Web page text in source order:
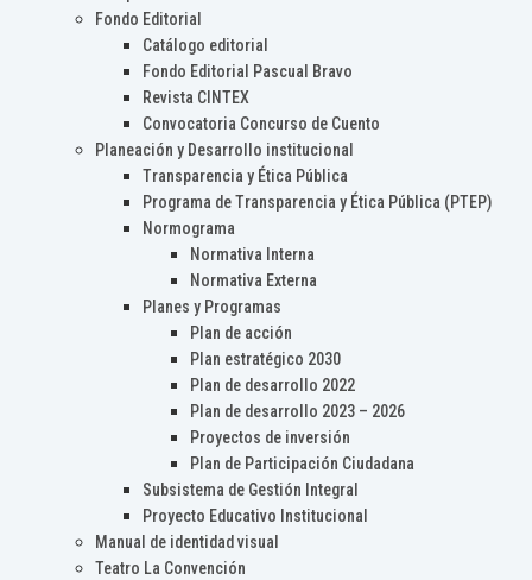
Fondo Editorial
Catálogo editorial
Fondo Editorial Pascual Bravo
Revista CINTEX
Convocatoria Concurso de Cuento
Planeación y Desarrollo institucional
Transparencia y Ética Pública
Programa de Transparencia y Ética Pública (PTEP)
Normograma
Normativa Interna
Normativa Externa
Planes y Programas
Plan de acción
Plan estratégico 2030
Plan de desarrollo 2022
Plan de desarrollo 2023 – 2026
Proyectos de inversión
Plan de Participación Ciudadana
Subsistema de Gestión Integral
Proyecto Educativo Institucional
Manual de identidad visual
Teatro La Convención